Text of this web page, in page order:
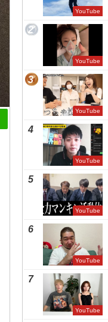
YouTube
2
YouTube
3
YouTube
4
YouTube
5
YouTube
6
YouTube
7
YouTube